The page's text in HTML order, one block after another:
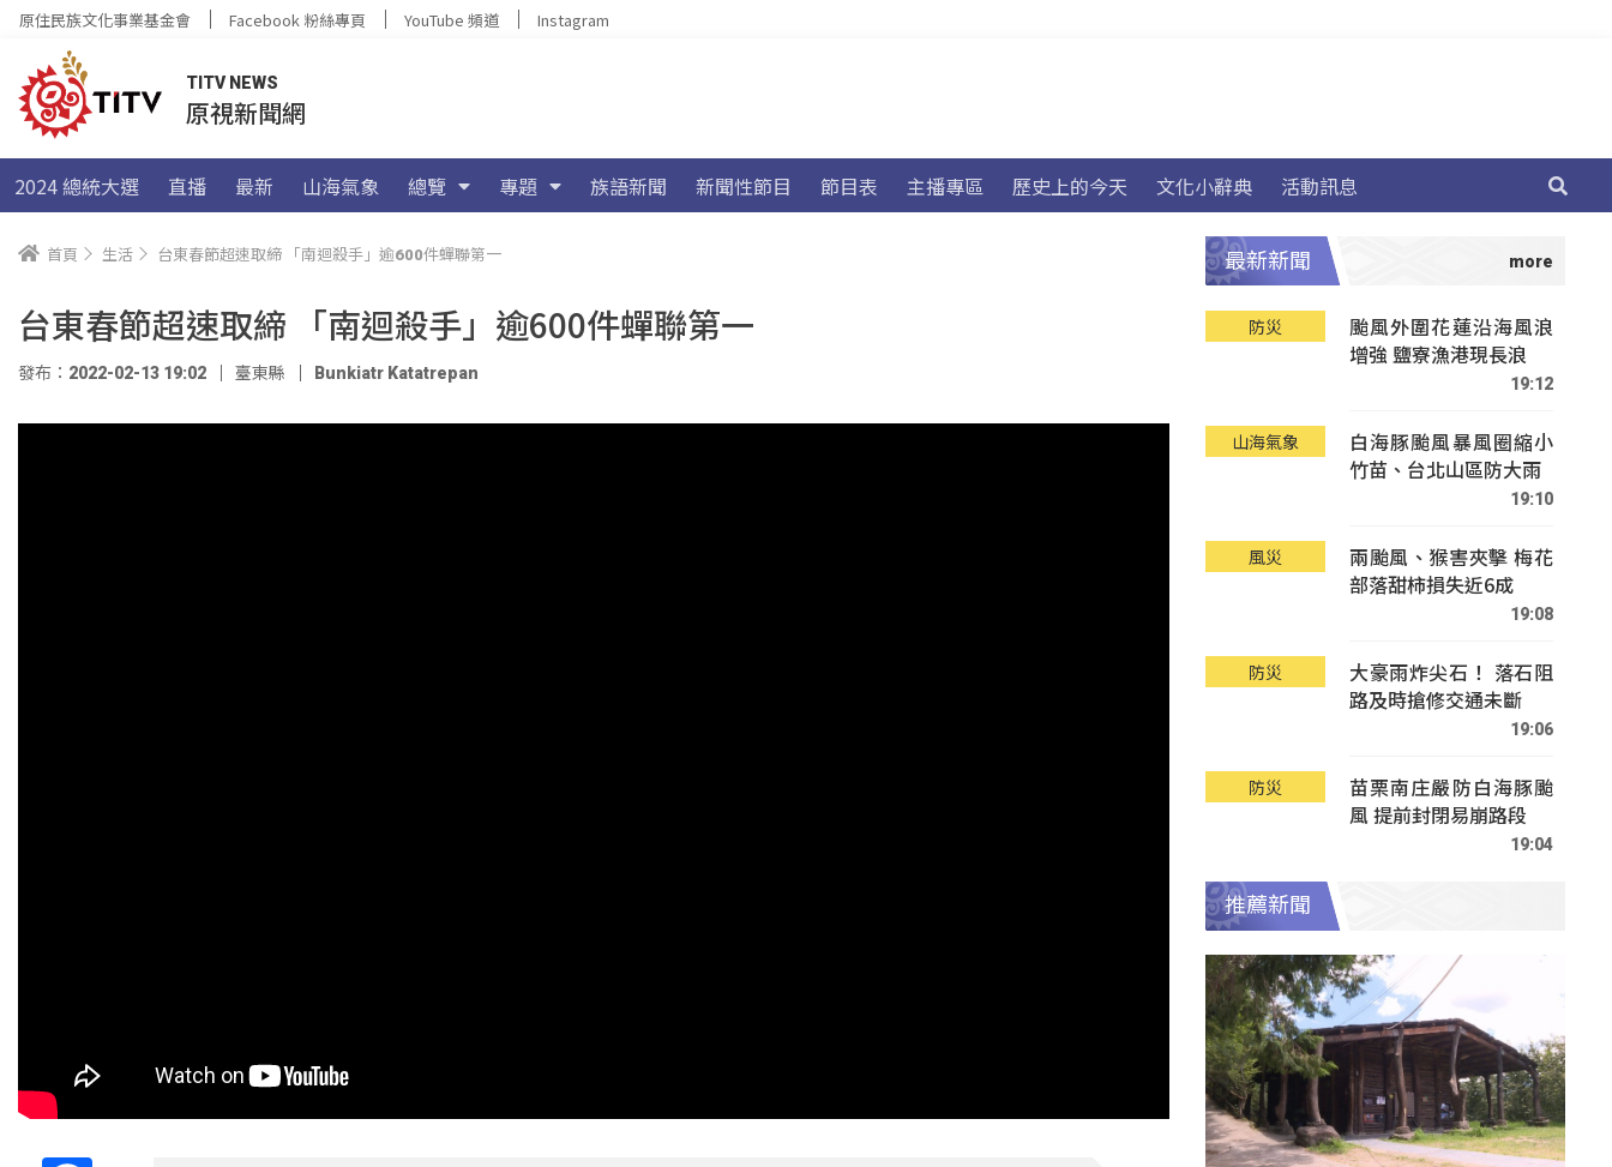
原住民族文化事業基金會 Facebook 粉絲專頁 YouTube 頻道 Instagram
TITV NEWS
原視新聞網
2024 總統大選 直播 最新 山海氣象 總覽 專題 族語新聞 新聞性節目 節目表 主播專區 歷史上的今天 文化小辭典 活動訊息
首頁 生活 台東春節超速取締 「南迴殺手」逾600件蟬聯第一
台東春節超速取締 「南迴殺手」逾600件蟬聯第一
發布：2022-02-13 19:02 臺東縣 Bunkiatr Katatrepan
最新新聞
防災
颱風外圍花蓮沿海風浪
增強 鹽寮漁港現長浪
19:12
山海氣象
白海豚颱風暴風圈縮小
竹苗、台北山區防大雨
19:10
風災
兩颱風、猴害夾擊 梅花
部落甜柿損失近6成
19:08
防災
大豪雨炸尖石！ 落石阻
路及時搶修交通未斷
19:06
防災
苗栗南庄嚴防白海豚颱
風 提前封閉易崩路段
19:04
推薦新聞